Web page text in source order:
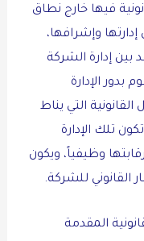
فيها خارج نطاق
وإشرافها،
بين إدارة الشركة
بدور الإدارة
التي يناط
تلك الإدارة
وظيفياً، ويكون
للشركة.
المقدمة